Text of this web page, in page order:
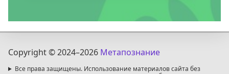
Copyright © 2024–2026 Метапознание
Все права защищены. Использование материалов сайта без